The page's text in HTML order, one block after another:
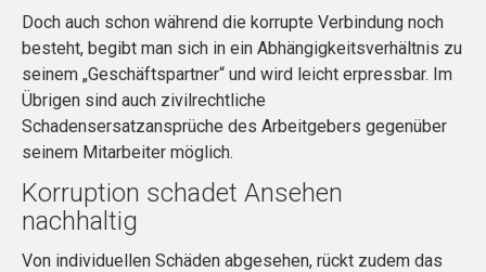
Doch auch schon während die korrupte Verbindung noch
besteht, begibt man sich in ein Abhängigkeitsverhältnis zu
seinem „Geschäftspartner“ und wird leicht erpressbar. Im
Übrigen sind auch zivilrechtliche
Schadensersatzansprüche des Arbeitgebers gegenüber
seinem Mitarbeiter möglich.
Korruption schadet Ansehen
nachhaltig
Von individuellen Schäden abgesehen, rückt zudem das